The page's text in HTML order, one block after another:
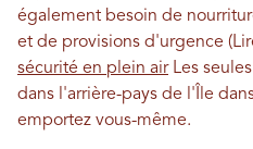
également besoin de
et de provisions d'urgence
sécurité en plein airLes
dans l'arrière-pays de l'Île
emportez vous-même.